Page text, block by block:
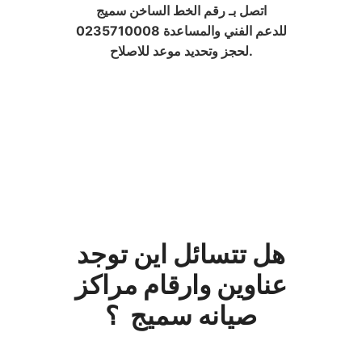
اتصل بـ رقم الخط الساخن سميج
0235710008 للدعم الفني والمساعدة
لحجز وتحديد موعد للاصلاح.
هل تتسائل اين توجد
عناوين وارقام مراكز
صيانه سميج ؟